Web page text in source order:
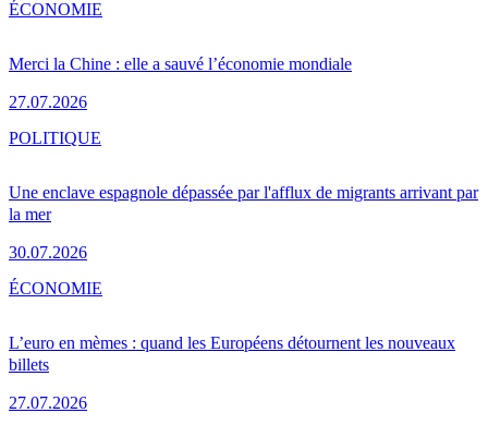
Merci la Chine : elle a sauvé l’économie mondiale
27.07.2026
ÉCONOMIE
Une enclave espagnole dépassée par l'afflux de migrants arrivant par
la mer
30.07.2026
POLITIQUE
L’euro en mèmes : quand les Européens détournent les nouveaux
billets
27.07.2026
ÉCONOMIE